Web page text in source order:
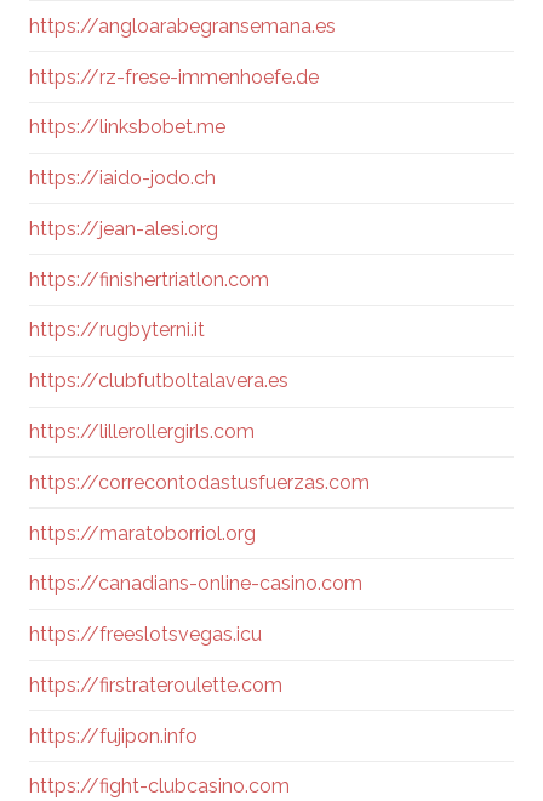
https://angloarabegransemana.es
https://rz-frese-immenhoefe.de
https://linksbobet.me
https://iaido-jodo.ch
https://jean-alesi.org
https://finishertriatlon.com
https://rugbyterni.it
https://clubfutboltalavera.es
https://lillerollergirls.com
https://correcontodastusfuerzas.com
https://maratoborriol.org
https://canadians-online-casino.com
https://freeslotsvegas.icu
https://firstrateroulette.com
https://fujipon.info
https://fight-clubcasino.com